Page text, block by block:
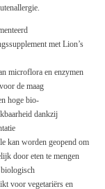
met Lion’s
microflora en enzymen
de maag
hoge bio-
dankzij
kan worden geopend om
door eten te mengen
voor vegetariërs en